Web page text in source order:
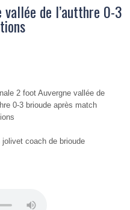
de l’autthre 0-3
2 foot Auvergne vallée de
0-3 brioude après match
jolivet coach de brioude